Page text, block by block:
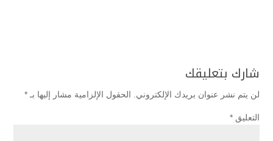
شارك بتعليقك
لن يتم نشر عنوان بريدك الإلكتروني. الحقول الإلزامية مشار إليها بـ *
التعليق *